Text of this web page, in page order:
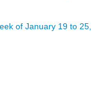
of January 19 to 25,